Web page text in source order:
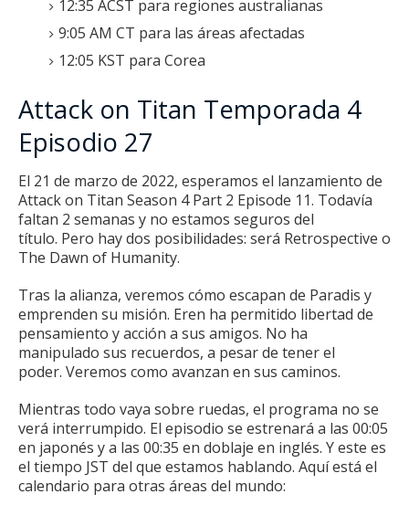
12:35 ACST para regiones australianas
9:05 AM CT para las áreas afectadas
12:05 KST para Corea
Attack on Titan Temporada 4
Episodio 27
El 21 de marzo de 2022, esperamos el lanzamiento de
Attack on Titan Season 4 Part 2 Episode 11. Todavía
faltan 2 semanas y no estamos seguros del
título. Pero hay dos posibilidades: será Retrospective o
The Dawn of Humanity.
Tras la alianza, veremos cómo escapan de Paradis y
emprenden su misión. Eren ha permitido libertad de
pensamiento y acción a sus amigos. No ha
manipulado sus recuerdos, a pesar de tener el
poder. Veremos como avanzan en sus caminos.
Mientras todo vaya sobre ruedas, el programa no se
verá interrumpido. El episodio se estrenará a las 00:05
en japonés y a las 00:35 en doblaje en inglés. Y este es
el tiempo JST del que estamos hablando. Aquí está el
calendario para otras áreas del mundo: